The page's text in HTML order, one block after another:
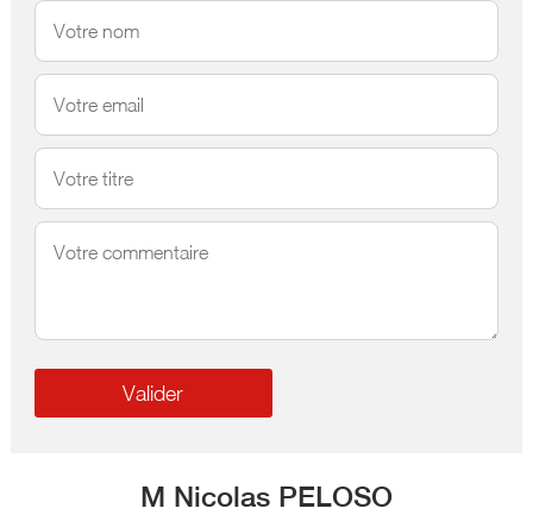
M Nicolas PELOSO